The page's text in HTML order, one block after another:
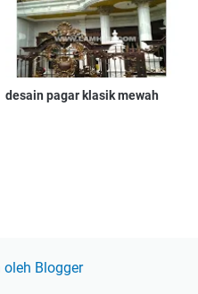
desain pagar klasik mewah
oleh Blogger